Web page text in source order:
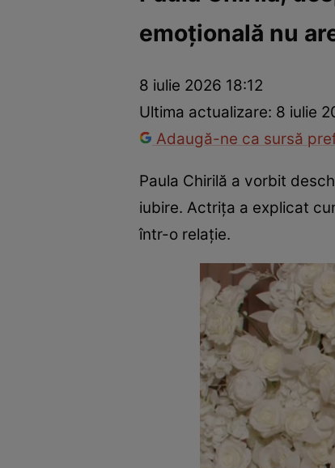
Vedete internaționaleVedete românești
emoțională nu
8 iulie 2026 18:12
Ultima actualizare: 8 iulie
Adaugă-ne ca sursă
Paula Chirilă a vorbit
iubire. Actrița a explicat
într-o relație.